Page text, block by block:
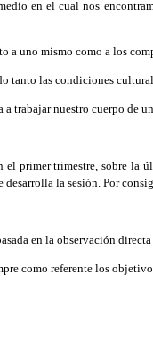
en el cual nos
a uno mismo como a los
tanto las condiciones
trabajar nuestro cuerpo de
primer trimestre, sobre la
la sesión. Por
en la observación
como referente los